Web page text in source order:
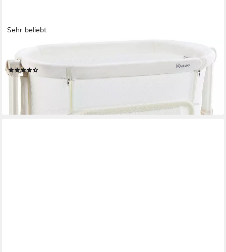
Sehr beliebt
Beistellbett Amila, beige white, mit Schaukelfunktion
ab 138,35 € UVP189,90 €
lieferbar - in 6-8 Werktagen bei dir